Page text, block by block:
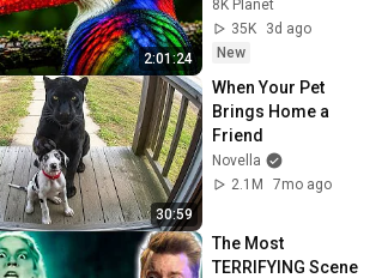
2:01:24
(4K Video • 8K
ULTRA HD TV)
8K Planet
35K
3d ago
New
30:59
When Your Pet
Brings Home a
Friend
Novella
2.1M
7mo ago
The Most
TERRIFYING Scene